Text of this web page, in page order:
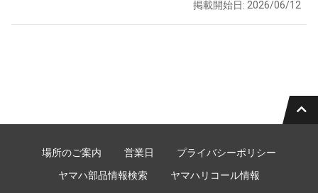
掲載開始日: 2026/06/12
場所のご案内 営業日
プライバシーポリシー
ヤマハ部品情報検索
ヤマハリコール情報